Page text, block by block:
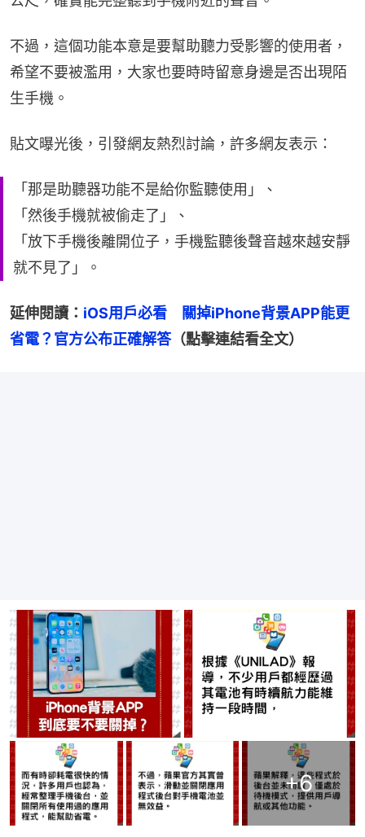
不過，這個功能本意是要幫助聽力受影響的使用者，
希望不要被濫用，大家也要時時留意身邊是否出現陌
生手機。
貼文曝光後，引發網友熱烈討論，許多網友表示：
「那是助聽器功能不是給你監聽使用」、
「然後手機就被偷走了」、
「放下手機後離開位子，手機監聽後聲音越來越安靜
就不見了」。
延伸閱讀： iOS用戶必看　關掉iPhone背景APP能更
省電？官方公布正確解答（點擊連結看全文）
+6